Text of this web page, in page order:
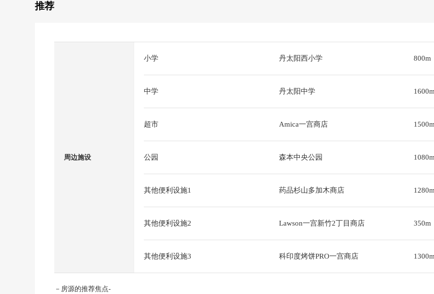
推荐
周边施设
小学 丹太阳西小学 800m
中学 丹太阳中学 1600m
超市 Amica一宫商店 1500m
公园 森本中央公园 1080m
其他便利设施1 药品杉山多加木商店 1280m
其他便利设施2 Lawson一宫新竹2丁目商店 350m
其他便利设施3 科印度烤饼PRO一宫商店 1300m
－房源的推荐焦点-